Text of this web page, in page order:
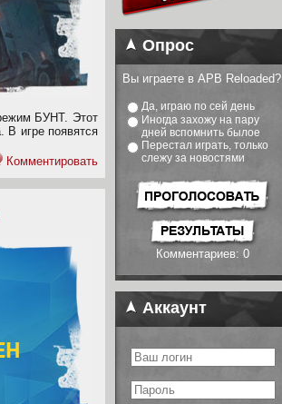
БУНТ. Этот
В игре появятся
Комментировать
Опрос
Вы играете в APB Reloaded?
Да, играю по сей день
Иногда захожу на пару
дней вспомнить былое
Перестал играть, только
слежу за новостями
Комментариев: 0
Аккаунт